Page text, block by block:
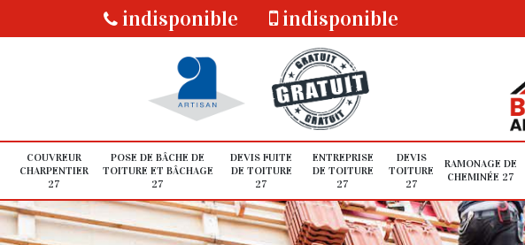
indisponible indisponible
COUVREUR
CHARPENTIER
27
POSE DE BÂCHE DE
TOITURE ET BÂCHAGE
27
DEVIS FUITE
DE TOITURE
27
ENTREPRISE
DE TOITURE
27
DEVIS
TOITURE
27
RAMONAGE DE
CHEMINÉE 27